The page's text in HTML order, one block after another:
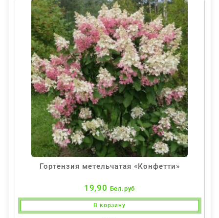
Гортензия метельчатая «Конфетти»
19,90 Бел.руб
В корзину